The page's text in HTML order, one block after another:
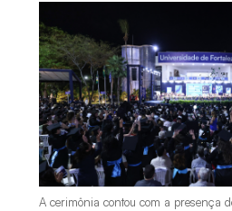
A cerimônia contou com a presença